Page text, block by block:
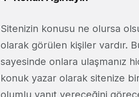
Sitenizin konusu ne olursa
olarak görülen kişiler vardır.
sayesinde onlara ulaşmanız
konuk yazar olarak sitenize
olumlu yanıt vereceğini